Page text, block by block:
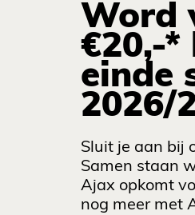
Word
€20,-
einde
2026/
Sluit je aan bij
Samen staan
Ajax opkomt
nog meer met